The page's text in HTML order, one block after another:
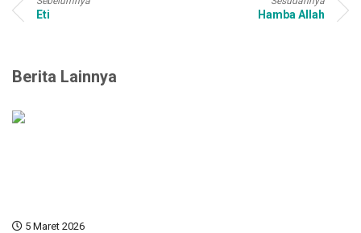
Eti Hamba Allah
Berita Lainnya
5 Maret 2026